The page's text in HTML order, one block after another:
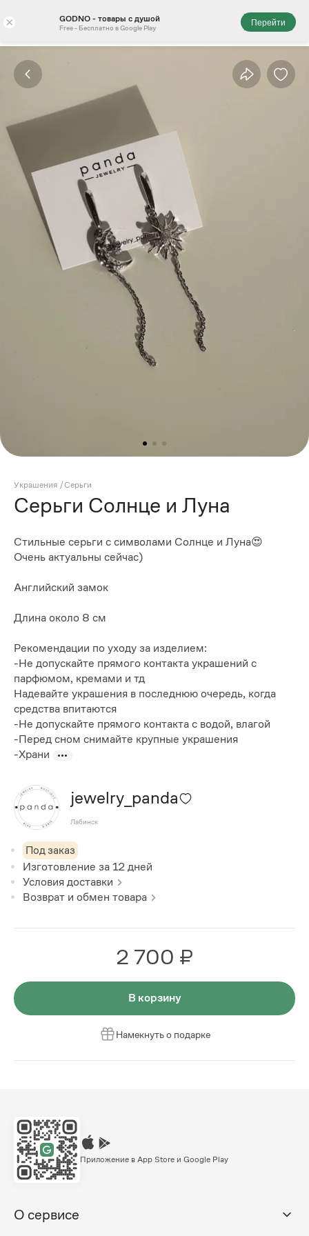
× GODNO - товары с душой
Free - Бесплатно в Google Play
Перейти
Украшения /Серьги
Серьги Солнце и Луна
Стильные серьги с символами Солнце и Луна😍
Очень актуальны сейчас)
Английский замок
Длина около 8 см
Рекомендации по уходу за изделием:
-Не допускайте прямого контакта украшений с
парфюмом, кремами и тд
Надевайте украшения в последнюю очередь, когда
средства впитаются
-Не допускайте прямого контакта с водой, влагой
-Перед сном снимайте крупные украшения
-Храни
jewelry_panda
Лабинск
Под заказ
Изготовление за 12 дней
Условия доставки
Возврат и обмен товара
2 700 ₽
В корзину
Намекнуть о подарке
Приложение в App Store и Google Play
О сервисе